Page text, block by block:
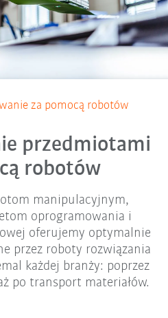
za pomocą robotów
przedmiotami
robotów
manipulacyjnym,
oprogramowania i
oferujemy optymalnie
przez roboty rozwiązania
każdej branży: poprzez
po transport materiałów.